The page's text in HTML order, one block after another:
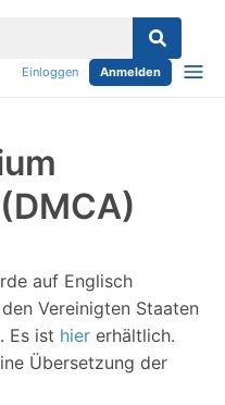
Einloggen Anmelden
auf Englisch
Vereinigten Staaten
Es ist hier erhältlich.
Übersetzung der